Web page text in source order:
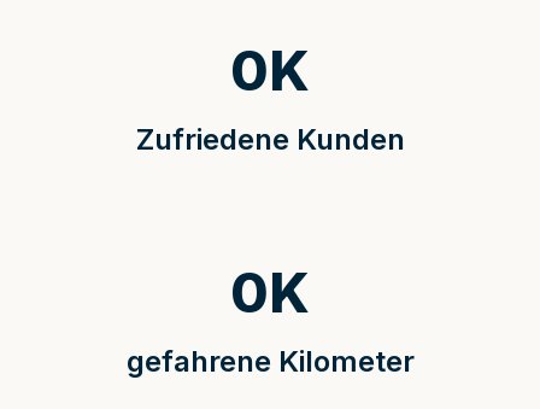
Zufriedene Kunden
0K
gefahrene Kilometer
0K